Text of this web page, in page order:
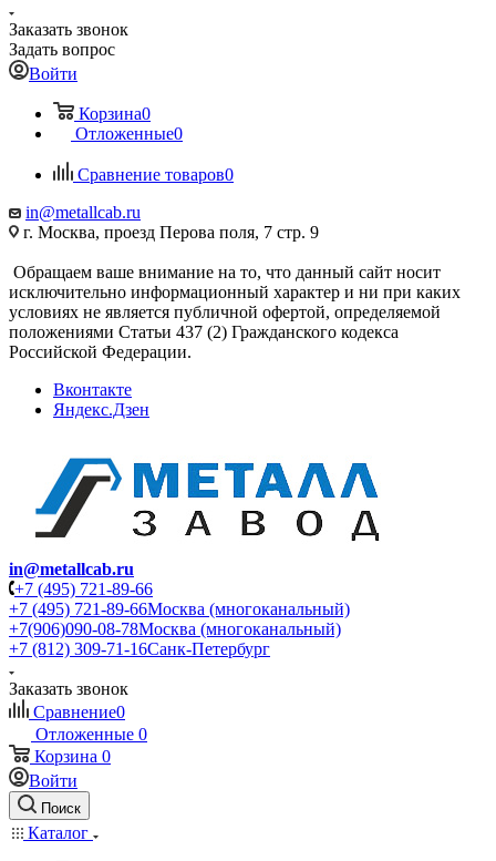
Заказать звонок
Задать вопрос
Войти
Корзина0
Отложенные0
Сравнение товаров0
in@metallcab.ru
г. Москва, проезд Перова поля, 7 стр. 9
Обращаем ваше внимание на то, что данный сайт носит
исключительно информационный характер и ни при каких
условиях не является публичной офертой, определяемой
положениями Статьи 437 (2) Гражданского кодекса
Российской Федерации.
Вконтакте
Яндекс.Дзен
in@metallcab.ru
+7 (495) 721-89-66
+7 (495) 721-89-66Москва (многоканальный)
+7(906)090-08-78Москва (многоканальный)
+7 (812) 309-71-16Санк-Петербург
Заказать звонок
Сравнение0
Отложенные 0
Корзина 0
Войти
Поиск
Каталог